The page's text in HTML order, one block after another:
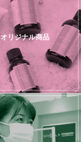
オリジナル商品